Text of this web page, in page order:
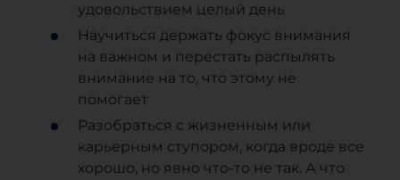
удовольствием целый день
Научиться держать фокус внимания
на важном и перестать распылять
внимание на то, что этому не
помогает
Разобраться с жизненным или
карьерным ступором, когда вроде все
хорошо, но явно что-то не так. А что